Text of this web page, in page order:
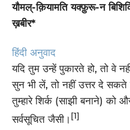
यौमल्-क़ियामति यक्फ़ुरू-न
ख़बीर*
हिंदी अनुवाद
यदि तुम उन्हें पुकारते हो, तो वे
सुन भी लें, तो नहीं उत्तर दे
तुम्हारे शिर्क (साझी बनाने) को
सर्वसूचित जैसी। [1]